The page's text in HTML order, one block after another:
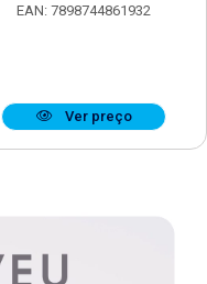
EAN: 7898744861932
Ver preço